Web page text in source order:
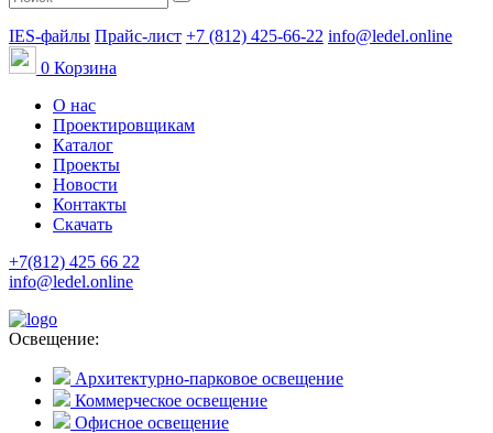
IES-файлы Прайс-лист +7 (812) 425-66-22 info@ledel.online
0 Корзина
О нас
Проектировщикам
Каталог
Проекты
Новости
Контакты
Скачать
+7(812) 425 66 22
info@ledel.online
Освещение:
Архитектурно-парковое освещение
Коммерческое освещение
Офисное освещение